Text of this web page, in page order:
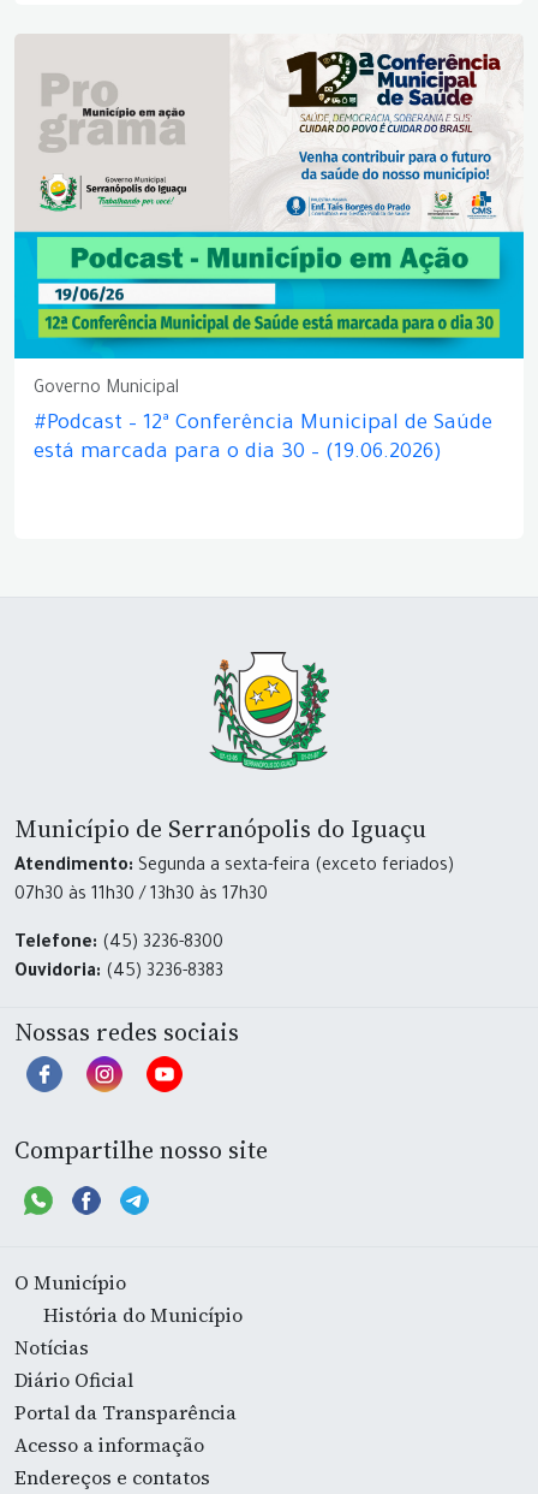
Governo Municipal
#Podcast – 12ª Conferência Municipal de Saúde
está marcada para o dia 30 – (19.06.2026)
Município de Serranópolis do Iguaçu
Atendimento: Segunda a sexta-feira (exceto feriados)
07h30 às 11h30 / 13h30 às 17h30
Telefone: (45) 3236-8300
Ouvidoria: (45) 3236-8383
Nossas redes sociais
Compartilhe nosso site
O Município
História do Município
Notícias
Diário Oficial
Portal da Transparência
Acesso a informação
Endereços e contatos